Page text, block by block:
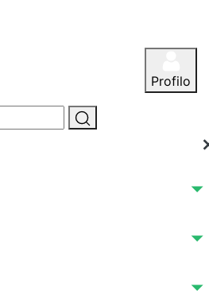
Profilo